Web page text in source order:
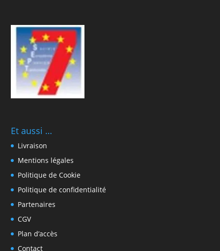
Et aussi …
Livraison
Mentions légales
Politique de Cookie
Politique de confidentialité
Partenaires
CGV
Plan d’accès
Contact